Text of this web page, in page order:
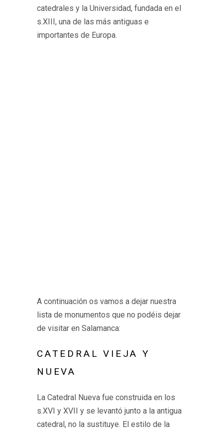
catedrales y la Universidad, fundada en el
s.XIII, una de las más antiguas e
importantes de Europa.
A continuación os vamos a dejar nuestra
lista de monumentos que no podéis dejar
de visitar en Salamanca:
CATEDRAL VIEJA Y
NUEVA
La Catedral Nueva fue construida en los
s.XVI y XVII y se levantó junto a la antigua
catedral, no la sustituye. El estilo de la